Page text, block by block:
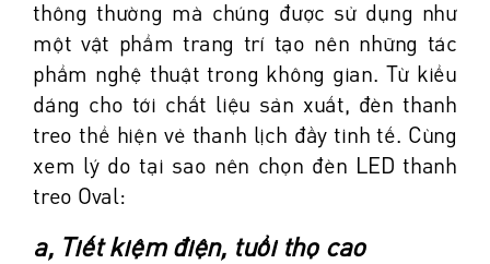
thông thường mà chúng được sử dụng như
một vật phẩm trang trí tạo nên những tác
phẩm nghệ thuật trong không gian. Từ kiểu
dáng cho tới chất liệu sản xuất, đèn thanh
treo thể hiện vẻ thanh lịch đầy tinh tế. Cùng
xem lý do tại sao nên chọn đèn LED thanh
treo Oval:
a, Tiết kiệm điện, tuổi thọ cao